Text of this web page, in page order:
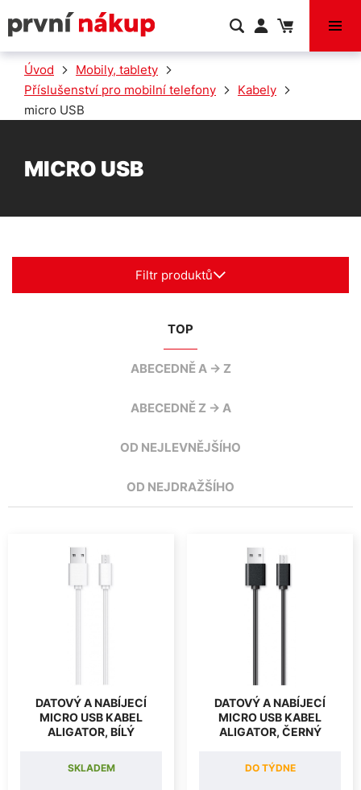
VÝPRODEJ
Úvod
Mobily, tablety
Příslušenství pro mobilní telefony
Kabely
micro USB
MICRO USB
Filtr produktů
TOP
ABECEDNĚ A -> Z
ABECEDNĚ Z -> A
OD NEJLEVNĚJŠÍHO
OD NEJDRAŽŠÍHO
DATOVÝ A NABÍJECÍ
MICRO USB KABEL
ALIGATOR, BÍLÝ
SKLADEM
DATOVÝ A NABÍJECÍ
MICRO USB KABEL
ALIGATOR, ČERNÝ
DO TÝDNE